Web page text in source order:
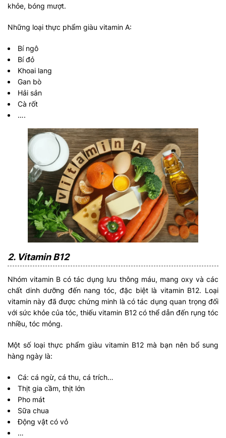
khỏe, bóng mượt.
Những loại thực phẩm giàu vitamin A:
Bí ngô
Bí đỏ
Khoai lang
Gan bò
Hải sản
Cà rốt
….
2. Vitamin B12
Nhóm vitamin B có tác dụng lưu thông máu, mang oxy và các
chất dinh dưỡng đến nang tóc, đặc biệt là vitamin B12. Loại
vitamin này đã được chứng minh là có tác dụng quan trọng đối
với sức khỏe của tóc, thiếu vitamin B12 có thể dẫn đến rụng tóc
nhiều, tóc mỏng.
Một số loại thực phẩm giàu vitamin B12 mà bạn nên bổ sung
hàng ngày là:
Cá: cá ngừ, cá thu, cá trích…
Thịt gia cầm, thịt lớn
Pho mát
Sữa chua
Động vật có vỏ
…